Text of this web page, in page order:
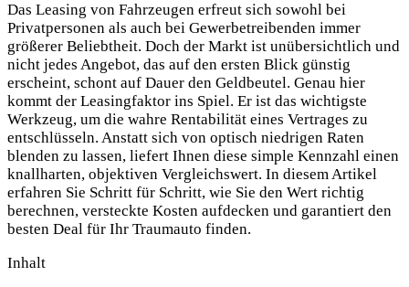
Das Leasing von Fahrzeugen erfreut sich sowohl bei
Privatpersonen als auch bei Gewerbetreibenden immer
größerer Beliebtheit. Doch der Markt ist unübersichtlich und
nicht jedes Angebot, das auf den ersten Blick günstig
erscheint, schont auf Dauer den Geldbeutel. Genau hier
kommt der Leasingfaktor ins Spiel. Er ist das wichtigste
Werkzeug, um die wahre Rentabilität eines Vertrages zu
entschlüsseln. Anstatt sich von optisch niedrigen Raten
blenden zu lassen, liefert Ihnen diese simple Kennzahl einen
knallharten, objektiven Vergleichswert. In diesem Artikel
erfahren Sie Schritt für Schritt, wie Sie den Wert richtig
berechnen, versteckte Kosten aufdecken und garantiert den
besten Deal für Ihr Traumauto finden.
Inhalt